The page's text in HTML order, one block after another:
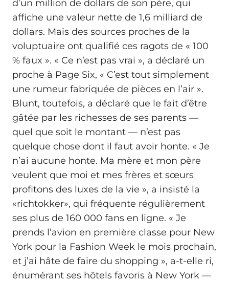
d’un million de dollars de son père, qui
affiche une valeur nette de 1,6 milliard de
dollars. Mais des sources proches de la
voluptuaire ont qualifié ces ragots de « 100
% faux ». « Ce n’est pas vrai », a déclaré un
proche à Page Six, « C’est tout simplement
une rumeur fabriquée de pièces en l’air ».
Blunt, toutefois, a déclaré que le fait d’être
gâtée par les richesses de ses parents —
quel que soit le montant — n’est pas
quelque chose dont il faut avoir honte. « Je
n’ai aucune honte. Ma mère et mon père
veulent que moi et mes frères et sœurs
profitons des luxes de la vie », a insisté la
«richtokker», qui fréquente régulièrement
ses plus de 160 000 fans en ligne. « Je
prends l’avion en première classe pour New
York pour la Fashion Week le mois prochain,
et j’ai hâte de faire du shopping », a-t-elle ri,
énumérant ses hôtels favoris à New York —